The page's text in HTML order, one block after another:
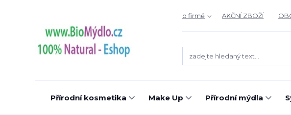
o firmě AKČNÍ ZBOŽÍ
Přírodní kosmetika Make Up Přírodní mýdla